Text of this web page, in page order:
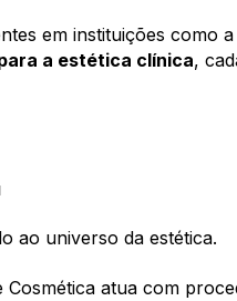
em instituições como
a estética clínica,
ao universo da estética.
atua com